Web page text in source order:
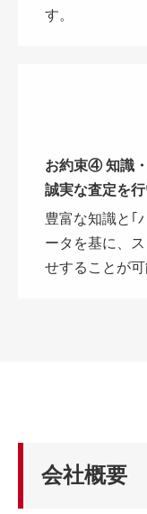
す。
お約束④ 知識
誠実な査定を行
豊富な知識と｢
ータを基に、
せすることが可
会社概要